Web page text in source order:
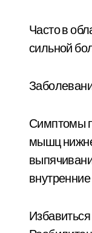
Часто в
сильной
Симптомы
мышц